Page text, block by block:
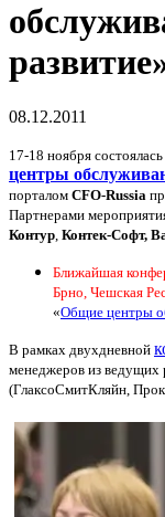
08.12.2011
17-18 ноября
центры
порталом CFO-Russia
Партнерами
Контур Контек-Софт,
Ближайшая
Брно, Чешская
«Общие центры
В рамках двухдневной
менеджеров из
(ГлаксоСмитКляйн,